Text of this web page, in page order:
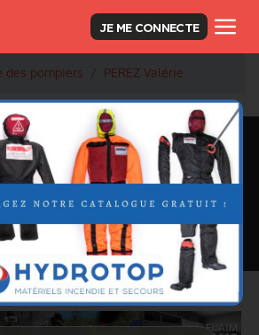
JE ME CONNECTE
des pompiers PEREZ Valérie
<Retour à la liste des pompiers
PEREZ Valérie
à 16:10
19/04/2021 à 16:10